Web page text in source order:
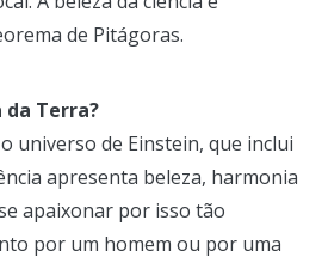
de Pitágoras.
da Terra?
universo de Einstein, que inclui
apresenta beleza, harmonia
apaixonar por isso tão
por um homem ou por uma